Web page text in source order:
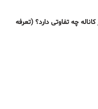
چه تفاوتی دارد؟ (تعرفه